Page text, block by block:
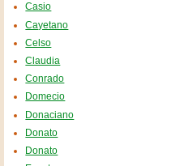
Casio
Cayetano
Celso
Claudia
Conrado
Domecio
Donaciano
Donato
Donato